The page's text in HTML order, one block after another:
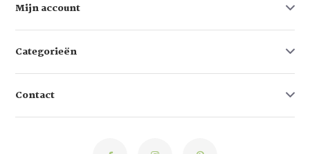
Mijn account
Categorieën
Contact